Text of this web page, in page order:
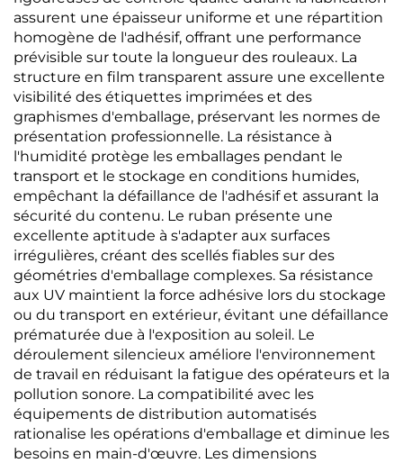
assurent une épaisseur uniforme et une répartition
homogène de l'adhésif, offrant une performance
prévisible sur toute la longueur des rouleaux. La
structure en film transparent assure une excellente
visibilité des étiquettes imprimées et des
graphismes d'emballage, préservant les normes de
présentation professionnelle. La résistance à
l'humidité protège les emballages pendant le
transport et le stockage en conditions humides,
empêchant la défaillance de l'adhésif et assurant la
sécurité du contenu. Le ruban présente une
excellente aptitude à s'adapter aux surfaces
irrégulières, créant des scellés fiables sur des
géométries d'emballage complexes. Sa résistance
aux UV maintient la force adhésive lors du stockage
ou du transport en extérieur, évitant une défaillance
prématurée due à l'exposition au soleil. Le
déroulement silencieux améliore l'environnement
de travail en réduisant la fatigue des opérateurs et la
pollution sonore. La compatibilité avec les
équipements de distribution automatisés
rationalise les opérations d'emballage et diminue les
besoins en main-d'œuvre. Les dimensions